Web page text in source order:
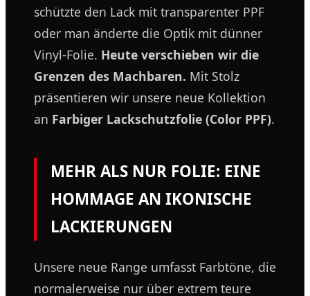
schützte den Lack mit transparenter PPF
oder man änderte die Optik mit dünner
Vinyl-Folie. Heute verschieben wir die
Grenzen des Machbaren. Mit Stolz
präsentieren wir unsere neue Kollektion
an Farbiger Lackschutzfolie (Color PPF).
MEHR ALS NUR FOLIE: EINE
HOMMAGE AN IKONISCHE
LACKIERUNGEN
Unsere neue Range umfasst Farbtöne, die
normalerweise nur über extrem teure